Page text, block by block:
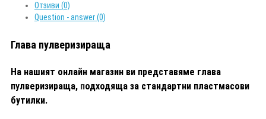
Отзиви (0)
Question - answer (0)
Глава пулверизираща
На нашият онлайн магазин ви представяме глава
пулверизираща, подходяща за стандартни пластмасови
бутилки.